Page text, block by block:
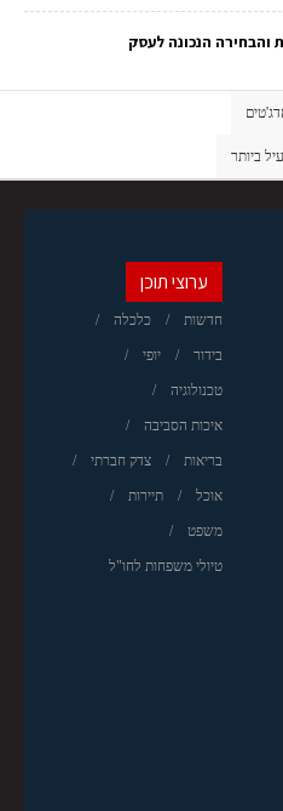
והבחירה הנכונה לעסק
ביותר
ערוצי תוכן
חדשות כלכלה
בידור יופי
טכנולוגיה
איכות הסביבה
בריאות צדק חברתי
אוכל תיירות
משפט
טיולי משפחות לחו"ל